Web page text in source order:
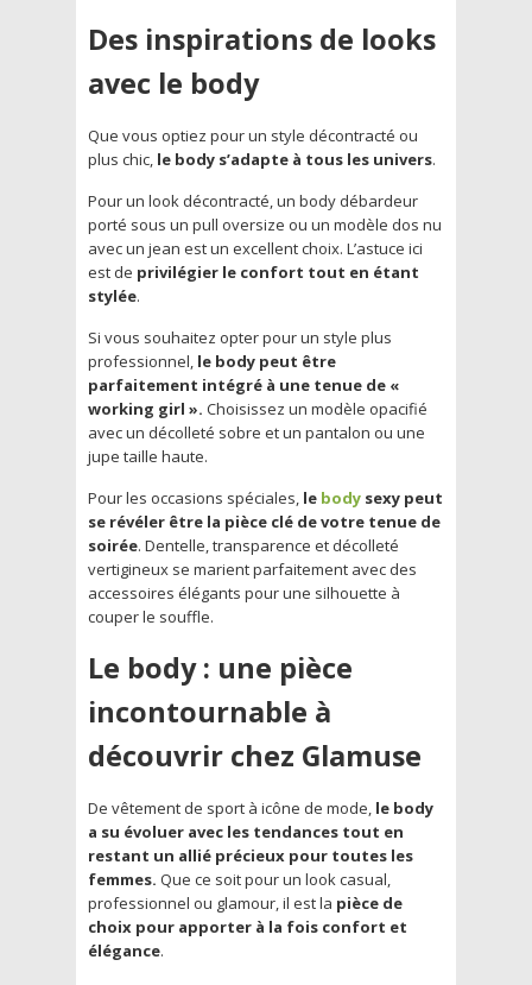
Des inspirations de looks
avec le body
Que vous optiez pour un style décontracté ou
plus chic, le body s’adapte à tous les univers.
Pour un look décontracté, un body débardeur
porté sous un pull oversize ou un modèle dos nu
avec un jean est un excellent choix. L’astuce ici
est de privilégier le confort tout en étant
stylée.
Si vous souhaitez opter pour un style plus
professionnel, le body peut être
parfaitement intégré à une tenue de «
working girl ». Choisissez un modèle opacifié
avec un décolleté sobre et un pantalon ou une
jupe taille haute.
Pour les occasions spéciales, le body sexy peut
se révéler être la pièce clé de votre tenue de
soirée. Dentelle, transparence et décolleté
vertigineux se marient parfaitement avec des
accessoires élégants pour une silhouette à
couper le souffle.
Le body : une pièce
incontournable à
découvrir chez Glamuse
De vêtement de sport à icône de mode, le body
a su évoluer avec les tendances tout en
restant un allié précieux pour toutes les
femmes. Que ce soit pour un look casual,
professionnel ou glamour, il est la pièce de
choix pour apporter à la fois confort et
élégance.